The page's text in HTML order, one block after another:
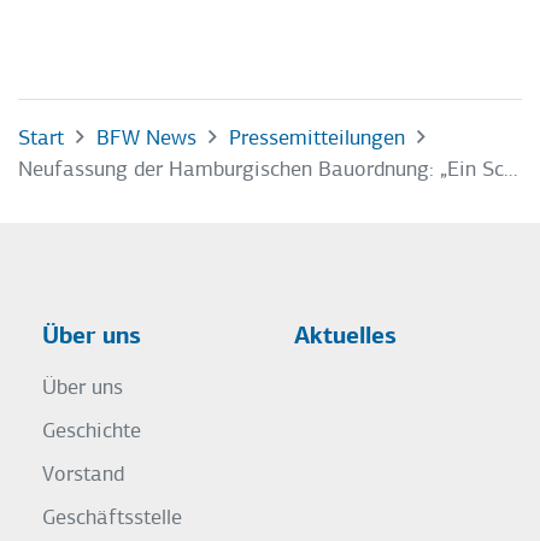
Start BFW News
Pressemitteilungen
Neufassung der Hamburgischen Bauordnung: „Ein Schritt in die richtige Richtung“
Über uns
Über uns
Geschichte
Vorstand
Geschäftsstelle
Aktuelles